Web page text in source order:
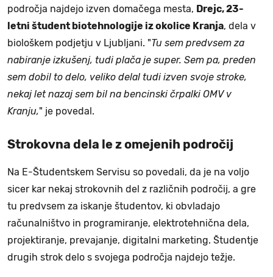
področja najdejo izven domačega mesta, Drejc, 23-
letni študent biotehnologije iz okolice Kranja, dela v
biološkem podjetju v Ljubljani. "Tu sem predvsem za
nabiranje izkušenj, tudi plača je super. Sem pa, preden
sem dobil to delo, veliko delal tudi izven svoje stroke,
nekaj let nazaj sem bil na bencinski črpalki OMV v
Kranju," je povedal.
Strokovna dela le z omejenih področij
Na E-Študentskem Servisu so povedali, da je na voljo
sicer kar nekaj strokovnih del z različnih področij, a gre
tu predvsem za iskanje študentov, ki obvladajo
računalništvo in programiranje, elektrotehnična dela,
projektiranje, prevajanje, digitalni marketing. Študentje
drugih strok delo s svojega področja najdejo težje.